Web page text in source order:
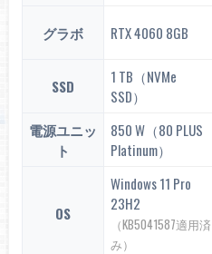
グラボ RTX 4060 8GB
SSD
1 TB（NVMe
SSD）
電源ユニッ
ト
850 W（80 PLUS
Platinum）
OS
Windows 11 Pro
23H2
（KB5041587適用済
み）